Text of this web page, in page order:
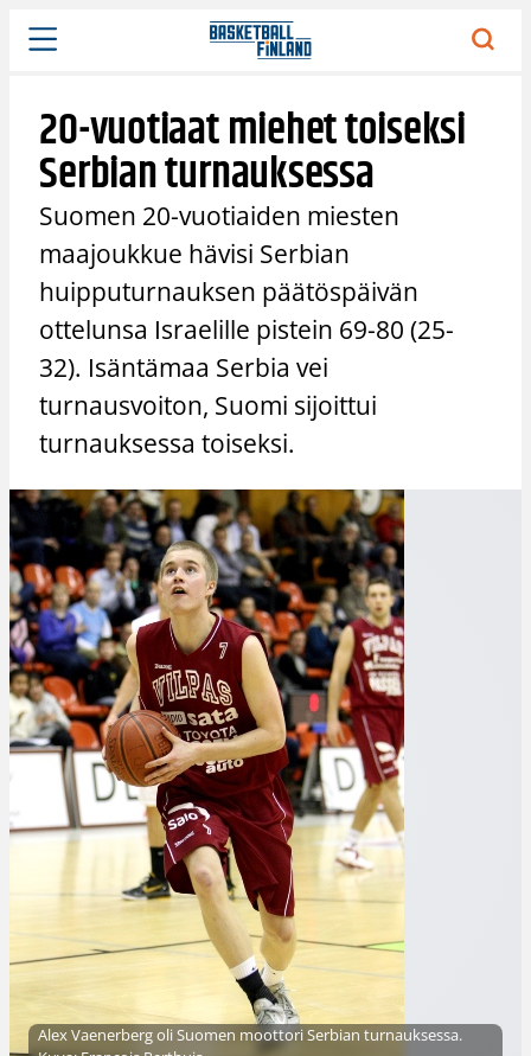
Siirry
sisältöön
20-vuotiaat miehet toiseksi
Serbian turnauksessa
Suomen 20-vuotiaiden miesten
maajoukkue hävisi Serbian
huipputurnauksen päätöspäivän
ottelunsa Israelille pistein 69-80 (25-
32). Isäntämaa Serbia vei
turnausvoiton, Suomi sijoittui
turnauksessa toiseksi.
Alex Vaenerberg oli Suomen moottori Serbian turnauksessa.